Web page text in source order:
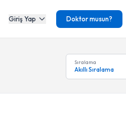
Giriş Yap Doktor musun?
Sıralama
Akıllı Sıralama